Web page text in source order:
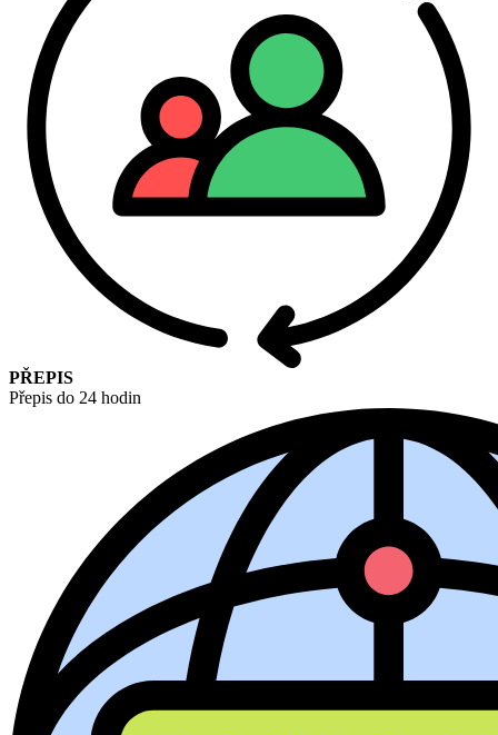
PŘEPIS
Přepis do 24 hodin